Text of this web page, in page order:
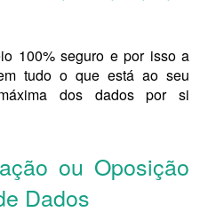
100% seguro e por isso a
tudo o que está ao seu
dos dados por si
ou Oposição
Dados